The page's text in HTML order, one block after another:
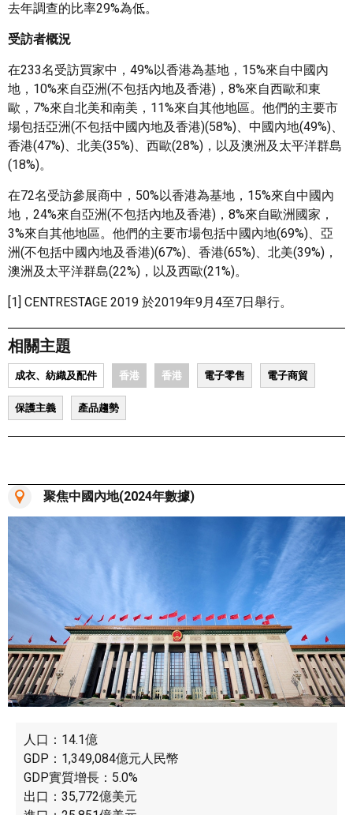
去年調查的比率29%為低。
受訪者概況
在233名受訪買家中，49%以香港為基地，15%來自中國內
地，10%來自亞洲(不包括內地及香港)，8%來自西歐和東
歐，7%來自北美和南美，11%來自其他地區。他們的主要市
場包括亞洲(不包括中國內地及香港)(58%)、中國內地(49%)、
香港(47%)、北美(35%)、西歐(28%)，以及澳洲及太平洋群島
(18%)。
在72名受訪參展商中，50%以香港為基地，15%來自中國內
地，24%來自亞洲(不包括內地及香港)，8%來自歐洲國家，
3%來自其他地區。他們的主要市場包括中國內地(69%)、亞
洲(不包括中國內地及香港)(67%)、香港(65%)、北美(39%)，
澳洲及太平洋群島(22%)，以及西歐(21%)。
[1] CENTRESTAGE 2019 於2019年9月4至7日舉行。
相關主題
成衣、紡織及配件 香港 香港 電子零售 電子商貿
保護主義 產品趨勢
聚焦中國內地(2024年數據)
人口：14.1億
GDP：1,349,084億元人民幣
GDP實質增長：5.0%
出口：35,772億美元